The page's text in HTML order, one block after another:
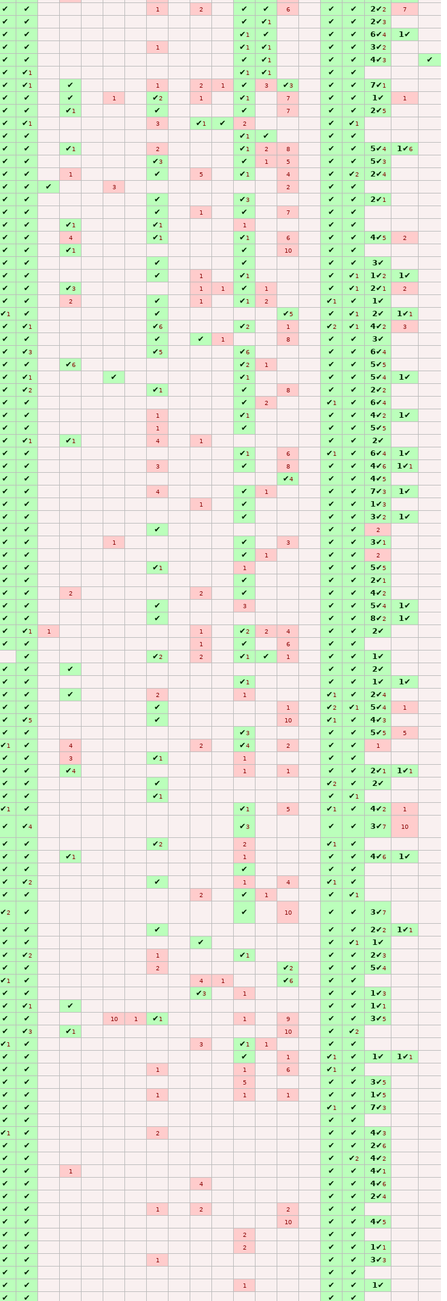
✔ ✔ 1 2 ✔ ✔ 6 ✔ ✔ 2✔2 7
✔ ✔ ✔ ✔1 ✔ ✔ 2✔3
✔ ✔ ✔1 ✔ ✔ ✔ 6✔4
1✔
✔ ✔ 1 ✔1 ✔1 ✔ ✔ 3✔2
✔ ✔ ✔ ✔1 ✔ ✔ 4✔3
✔
✔ ✔1 ✔1 ✔1 ✔
✔
✔ ✔1 ✔ 1 2 1 ✔ 3 ✔3 ✔ ✔ 7✔1
✔ ✔ ✔ 1 ✔2 1 ✔1 7 ✔ ✔ 1✔ 1
✔ ✔ ✔1 ✔ ✔ 7 ✔ ✔ 2✔5
✔ ✔1 3 ✔1 ✔ 2 ✔ ✔1
✔ ✔ ✔1 ✔ ✔
✔
✔ ✔ ✔1 2 ✔1 2 8 ✔ ✔ 5✔4 1✔6
✔ ✔ ✔3 ✔ 1 5 ✔ ✔ 5✔3
✔ ✔ 1 ✔ 5 ✔1 4 ✔ ✔2 2✔4
✔ ✔ ✔ 3 2 ✔
✔
✔ ✔ ✔ ✔3 ✔ ✔ 2✔1
✔ ✔ ✔ 1 ✔ 7 ✔
✔
✔ ✔ ✔1 ✔1 1 ✔
✔
✔ ✔ 4 ✔1 ✔1 6 ✔ ✔ 4✔5 2
✔ ✔ ✔1 ✔ 10 ✔
✔
✔ ✔ ✔ ✔ ✔ ✔
3✔
✔ ✔ ✔ 1 ✔1 ✔ ✔1 1✔2
1✔
✔ ✔ ✔3 1 1 ✔ 1 ✔ ✔1 2✔1 2
✔ ✔ 2 ✔ 1 ✔1 2 ✔1 ✔
1✔
✔1 ✔ ✔ ✔5 ✔ ✔1 2✔ 1✔1
✔ ✔1 ✔6 ✔2 1 ✔2 ✔1 4✔2 3
✔ ✔ ✔ ✔ 1 8 ✔ ✔
3✔
✔ ✔3 ✔5 ✔6 ✔ ✔ 6✔4
✔ ✔ ✔6 ✔2 1 ✔ ✔ 5✔5
✔ ✔1 ✔ ✔1 ✔ ✔ 5✔4
1✔
✔ ✔2 ✔1 ✔ 8 ✔ ✔ 2✔2
✔ ✔ ✔ 2 ✔1 ✔ 6✔4
✔ ✔ 1 ✔1 ✔ ✔ 4✔2
1✔
✔ ✔ 1 ✔ ✔ ✔ 5✔5
✔ ✔1 ✔1 4 1 ✔ ✔
2✔
✔ ✔ ✔1 6 ✔1 ✔ 6✔4
1✔
✔ ✔ 3 ✔ 8 ✔ ✔ 4✔6 1✔1
✔ ✔ ✔4 ✔ ✔ 4✔5
✔ ✔ 4 ✔ 1 ✔ ✔ 7✔3
1✔
✔ ✔ 1 ✔ ✔ ✔ 1✔3
✔ ✔ ✔ ✔ ✔ 3✔2
1✔
✔ ✔ ✔ ✔ ✔ 2
✔ ✔ 1 ✔ 3 ✔ ✔ 3✔1
✔ ✔ ✔ 1 ✔ ✔ 2
✔ ✔ ✔1 1 ✔ ✔ 5✔5
✔ ✔ ✔ ✔ ✔ 2✔1
✔ ✔ 2 2 ✔ ✔ ✔ 4✔2
✔ ✔ ✔ 3 ✔ ✔ 5✔4
1✔
✔ ✔ ✔ ✔ ✔ 8✔2
1✔
✔ ✔1 1 1 ✔2 2 4 ✔ ✔
2✔
✔ ✔ 1 ✔ 6 ✔
✔
✔ ✔2 2 ✔1 ✔ 1 ✔ ✔
1✔
✔ ✔ ✔ ✔ ✔
2✔
✔ ✔ ✔1 ✔ ✔ 1✔
1✔
✔ ✔ ✔ 2 1 ✔1 ✔ 2✔4
✔ ✔ ✔ 1 ✔2 ✔1 5✔4 1
✔ ✔5 ✔ 10 ✔1 ✔ 4✔3
✔ ✔ ✔3 ✔ ✔ 5✔5 5
✔1 ✔ 4 2 ✔4 2 ✔ ✔ 1
✔ ✔ 3 ✔1 1 ✔
✔
✔ ✔ ✔4 1 1 ✔ ✔ 2✔1 1✔1
✔ ✔ ✔ ✔2 ✔
2✔
✔ ✔ ✔1 ✔ ✔1
✔1 ✔ ✔1 5 ✔1 ✔ 4✔2 1
✔ ✔4 ✔3 ✔ ✔ 3✔7 10
✔ ✔ ✔2 2 ✔1
✔
✔ ✔ ✔1 1 ✔ ✔ 4✔6
1✔
✔ ✔ ✔ ✔
✔
✔ ✔2 ✔ 1 4 ✔1
✔
✔ ✔ 2 ✔ 1 ✔ ✔1
✔2 ✔ ✔ 10 ✔ ✔ 3✔7
✔ ✔ ✔ ✔ ✔ 2✔2 1✔1
✔ ✔ ✔ ✔ ✔1
1✔
✔ ✔2 1 ✔1 ✔ ✔ 2✔3
✔ ✔ 2 ✔2 ✔ ✔ 5✔4
✔1 ✔ 4 1 ✔6 ✔
✔
✔ ✔ ✔3 1 ✔ ✔ 1✔3
✔ ✔1 ✔ ✔ ✔ 1✔1
✔ ✔ 10 1 ✔1 1 9 ✔ ✔ 3✔5
✔ ✔3 ✔1 10 ✔ ✔2
✔1 ✔ 3 ✔1 1 ✔
✔
✔ ✔ ✔ 1 ✔1 ✔ 1✔ 1✔1
✔ ✔ 1 1 6 ✔1
✔
✔ ✔ 5 ✔ ✔ 3✔5
✔ ✔ 1 1 1 ✔ ✔ 1✔5
✔ ✔ ✔1 ✔ 7✔3
✔ ✔ ✔
✔
✔1 ✔ 2 ✔ ✔ 4✔3
✔ ✔ ✔ ✔ 2✔6
✔ ✔ ✔ ✔2 4✔2
✔ ✔ 1 ✔ ✔ 4✔1
✔ ✔ 4 ✔ ✔ 4✔6
✔ ✔ ✔ ✔ 2✔4
✔ ✔ 1 2 2 ✔
✔
✔ ✔ 10 ✔ ✔ 4✔5
✔ ✔ 2 ✔
✔
✔ ✔ 2 ✔ ✔ 1✔1
✔ ✔ 1 ✔ ✔ 3✔3
✔ ✔ ✔
✔
✔ ✔ 1 ✔ ✔
1✔
✔ ✔ ✔ ✔